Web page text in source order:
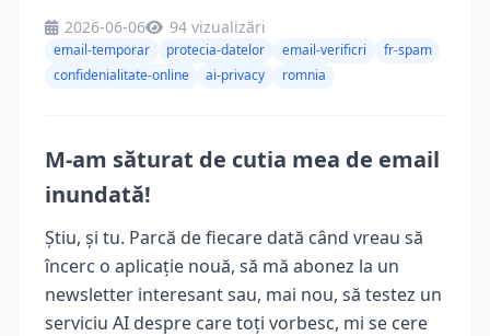
2026-06-06 94 vizualizări
email-temporar protecia-datelor email-verificri
fr-spam
confidenialitate-online
ai-privacy romnia
M-am săturat de cutia mea de email
inundată!
Știu, și tu. Parcă de fiecare dată când vreau să
încerc o aplicație nouă, să mă abonez la un
newsletter interesant sau, mai nou, să testez un
serviciu AI despre care toți vorbesc, mi se cere